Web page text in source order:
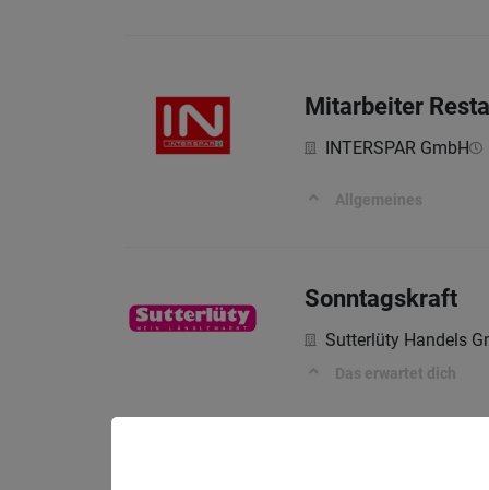
Mitarbeiter
INTERSPAR GmbH
Allgemeines
Sonntagskraft
Sutterlüty Handels
Das erwartet dich